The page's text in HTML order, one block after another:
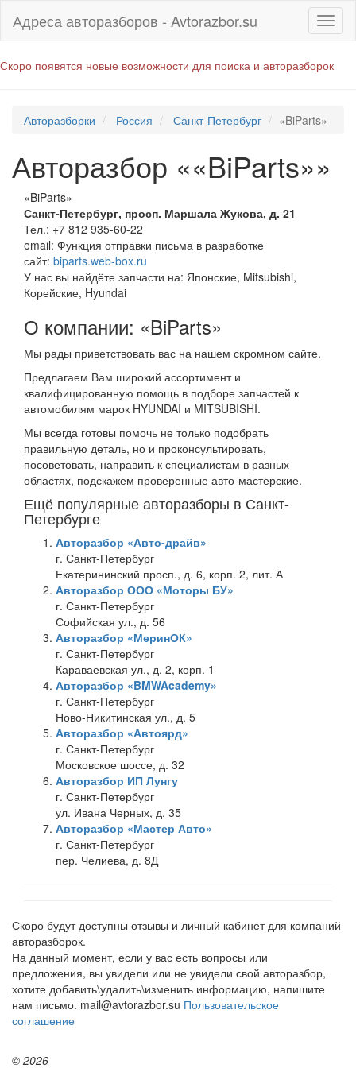
Адреса авторазборов - Avtorazbor.su
Скоро появятся новые возможности для поиска и авторазборок
Авторазборки Россия Санкт-Петербург «BiParts»
Авторазбор ««BiParts»»
«BiParts»
Санкт-Петербург, просп. Маршала Жукова, д. 21
Тел.: +7 812 935-60-22
email: Функция отправки письма в разработке
сайт: biparts.web-box.ru
У нас вы найдёте запчасти на: Японские, Mitsubishi,
Корейские, Hyundai
О компании: «BiParts»
Мы рады приветствовать вас на нашем скромном сайте.
Предлагаем Вам широкий ассортимент и
квалифицированную помощь в подборе запчастей к
автомобилям марок HYUNDAI и MITSUBISHI.
Мы всегда готовы помочь не только подобрать
правильную деталь, но и проконсультировать,
посоветовать, направить к специалистам в разных
областях, подскажем проверенные авто-мастерские.
Ещё популярные авторазборы в Санкт-
Петербурге
Авторазбор «Авто-драйв»
г. Санкт-Петербург
Екатерининский просп., д. 6, корп. 2, лит. А
Авторазбор ООО «Моторы БУ»
г. Санкт-Петербург
Софийская ул., д. 56
Авторазбор «МеринОК»
г. Санкт-Петербург
Караваевская ул., д. 2, корп. 1
Авторазбор «BMWAcademy»
г. Санкт-Петербург
Ново-Никитинская ул., д. 5
Авторазбор «Автоярд»
г. Санкт-Петербург
Московское шоссе, д. 32
Авторазбор ИП Лунгу
г. Санкт-Петербург
ул. Ивана Черных, д. 35
Авторазбор «Мастер Авто»
г. Санкт-Петербург
пер. Челиева, д. 8Д
Скоро будут доступны отзывы и личный кабинет для компаний
авторазборок.
На данный момент, если у вас есть вопросы или
предложения, вы увидели или не увидели свой авторазбор,
хотите добавить\удалить\изменить информацию, напишите
нам письмо. mail@avtorazbor.su Пользовательское
соглашение
© 2026